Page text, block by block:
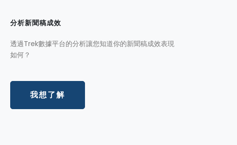
分析新聞稿成效
透過Trek數據平台的分析讓您知道你的新聞稿成效表現
如何？
我想了解